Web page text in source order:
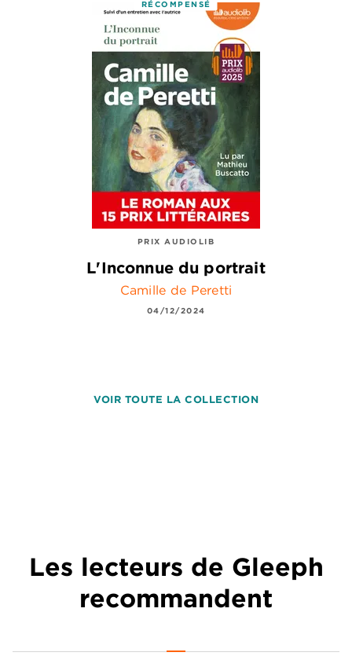
RÉCOMPENSÉ
PRIX AUDIOLIB
L'Inconnue du portrait
Camille de Peretti
04/12/2024
VOIR TOUTE LA COLLECTION
Les lecteurs de Gleeph
recommandent